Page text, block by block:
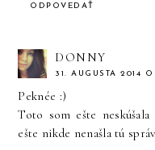
ODPOVEDAŤ
DONNY
31. AUGUSTA 2014 O
Peknée :)
Toto som ešte
ešte nikde nenašla tú